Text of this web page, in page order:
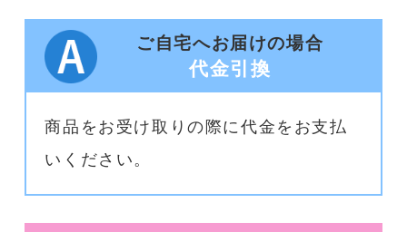
ご自宅へお届けの場合
代金引換
商品をお受け取りの際に代金をお支払
いください。